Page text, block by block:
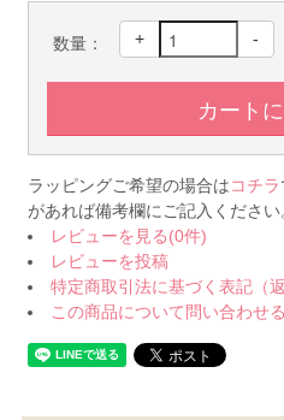
数量： + -
ラッピングご希望の場合はコチラ
があれば備考欄にご記入ください
レビューを見る(0件)
レビューを投稿
特定商取引法に基づく表記（返
この商品について問い合わせる